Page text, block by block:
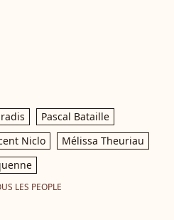
Pascal Bataille
Niclo
Mélissa Theuriau
LES PEOPLE